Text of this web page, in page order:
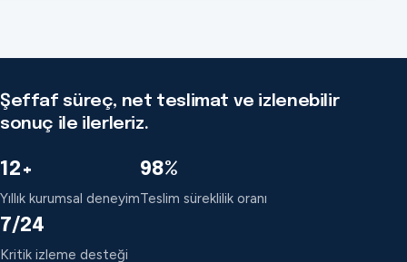
Şeffaf süreç, net teslimat ve izlenebilir
sonuç ile ilerleriz.
12+
Yıllık kurumsal deneyim
98%
Teslim süreklilik oranı
7/24
Kritik izleme desteği